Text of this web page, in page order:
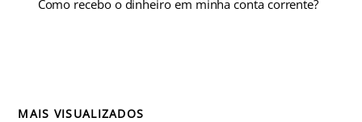
Como recebo o dinheiro em minha conta corrente?
MAIS VISUALIZADOS